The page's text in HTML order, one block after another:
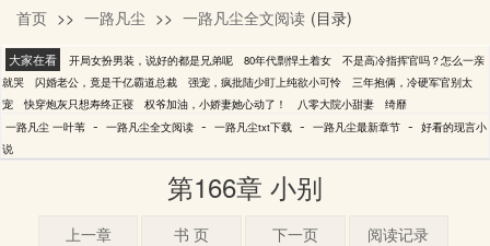
一叶苇
首页 >> 一路凡尘 >> 一路凡尘全文阅读 (目录)
大家在看 开局女扮男装，说好的都是兄弟呢 80年代剽悍土着女
不是高冷指挥官吗？怎么一亲
就哭
闪婚老公，竟是千亿霸道总裁 强宠，疯批陆少盯上纯欲小可怜
三年抱俩，冷硬军官别太
宠
快穿炮灰只想寿终正寝 权爷加油，小娇妻她心动了！ 八零大院小甜妻
绮靡
一路凡尘 一叶苇 - 一路凡尘全文阅读 - 一路凡尘txt下载 - 一路凡尘最新章节 - 好看的现言小
说
第166章 小别
上一章 书 页 下一页 阅读记录